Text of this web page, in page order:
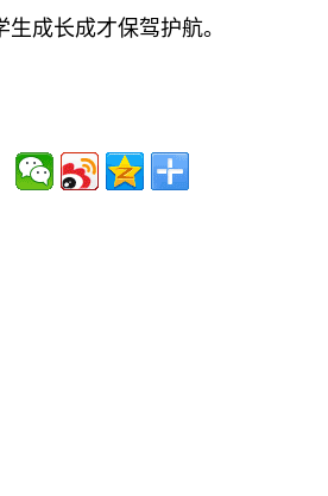
成长成才保驾护航。